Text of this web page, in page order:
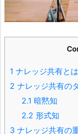
1 ナレッジ共有とは
2 ナレッジ共有の
2.1 暗黙知
2.2 形式知
3 ナレッジ共有の